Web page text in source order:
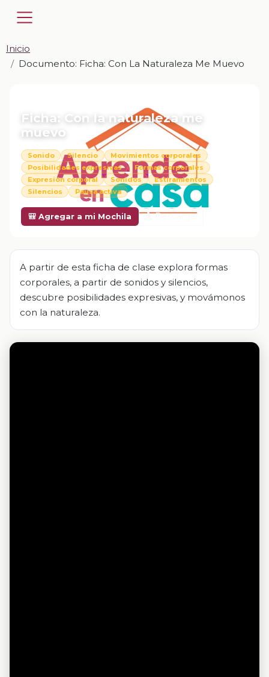
Inicio
Documento: Ficha: Con La Naturaleza Me Muevo
Ficha: Con la naturaleza me
muevo
Sonido Silencio
Movimientos corporales
Posibilidades expresivas
Formas corporales
Expresión corporal
Sonidos
Estiramientos
Silencios
Pausa activa
🎒 Agregar a mi Mochila Descargar
A partir de esta ficha de clase explora formas
corporales, a partir de sonidos y silencios,
descubre posibilidades expresivas, y movámonos
con la naturaleza.